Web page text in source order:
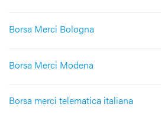
Borsa Merci Bologna
Borsa Merci Modena
Borsa merci telematica italiana